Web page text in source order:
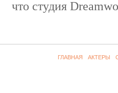
что студия
ГЛАВНАЯ АКТЕРЫ